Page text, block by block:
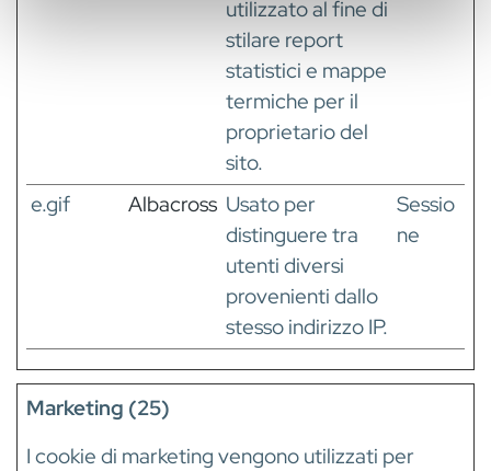
pubblicità e social media, i quali potrebbero combinarle
con altre informazioni che ha fornito loro o che hanno
raccolto dal suo utilizzo dei loro servizi.
utilizzato al fine di
stilare report
statistici e mappe
termiche per il
proprietario del
sito.
e.gif Albacross Usato per
distinguere tra
utenti diversi
provenienti dallo
stesso indirizzo IP.
Sessio
ne
Marketing (25)
I cookie di marketing vengono utilizzati per